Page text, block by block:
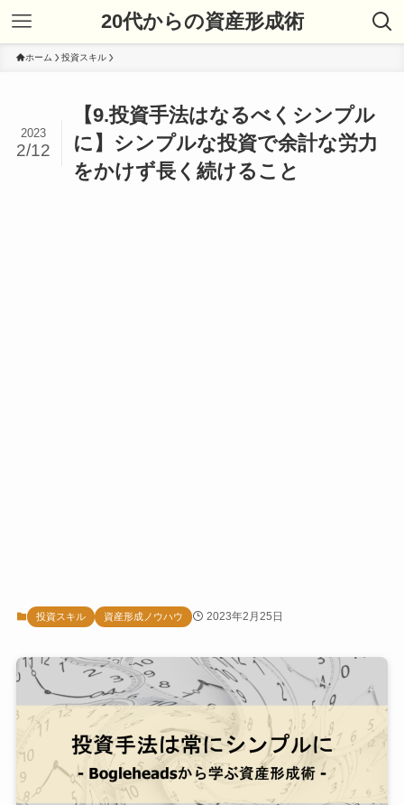
20代からの資産形成術
ホーム 投資スキル
【9.投資手法はなるべくシンプル
に】シンプルな投資で余計な労力
をかけず長く続けること
2023
2/12
投資スキル 資産形成ノウハウ 2023年2月25日